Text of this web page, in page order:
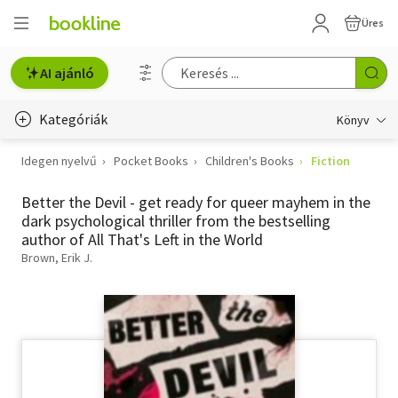
Üres
AI ajánló
Kategóriák Könyv
Életmód, egészség
Erotika
Gyermek- és ifjúsági
Idegen nyelvű Pocket Books Children's Books Fiction
Better the Devil - get ready for queer mayhem in the
dark psychological thriller from the bestselling
author of All That's Left in the World
Brown, Erik J.